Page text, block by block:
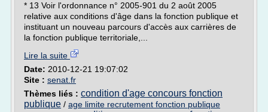
* 13 Voir l'ordonnance n° 2005-901 du 2 août 2005
relative aux conditions d'âge dans la fonction publique et
instituant un nouveau parcours d'accès aux carrières de
la fonction publique territoriale,...
Lire la suite
Date: 2010-12-21 19:07:02
Site : senat.fr
Thèmes liés : condition d'age concours fonction
publique / age limite recrutement fonction publique